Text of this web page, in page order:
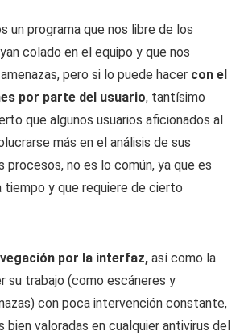
un programa que nos libre de los
colado en el equipo y que nos
pero si lo puede hacer con el
por parte del usuario, tantísimo
que algunos usuarios aficionados al
más en el análisis de sus
procesos, no es lo común, ya que es
tiempo y que requiere de cierto
por la interfaz, así como la
su trabajo (como escáneres y
con poca intervención constante,
valoradas en cualquier antivirus del